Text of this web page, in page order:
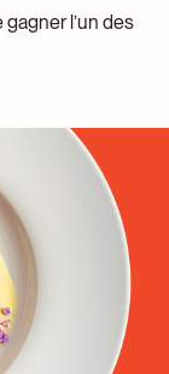
des
des
l’un des